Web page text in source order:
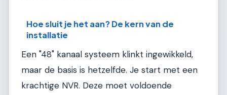
Hoe sluit je het aan? De kern van de
installatie
Een "48" kanaal systeem klinkt ingewikkeld,
maar de basis is hetzelfde. Je start met een
krachtige NVR. Deze moet voldoende